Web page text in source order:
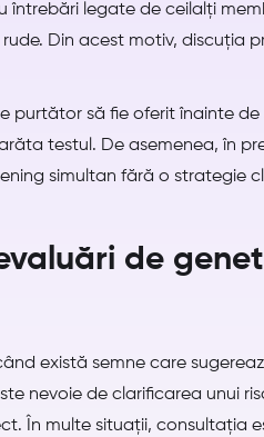
întrebări legate de ceilalți
Din acest motiv, discuția
purtător să fie oferit înainte de
testul. De asemenea, în
simultan fără o strategie
de
există semne care
nevoie de clarificarea unui
În multe situații, consultația